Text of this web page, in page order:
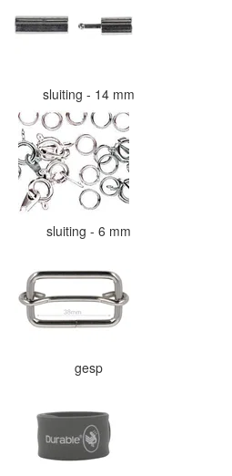
sluiting - 14 mm
sluiting - 6 mm
gesp